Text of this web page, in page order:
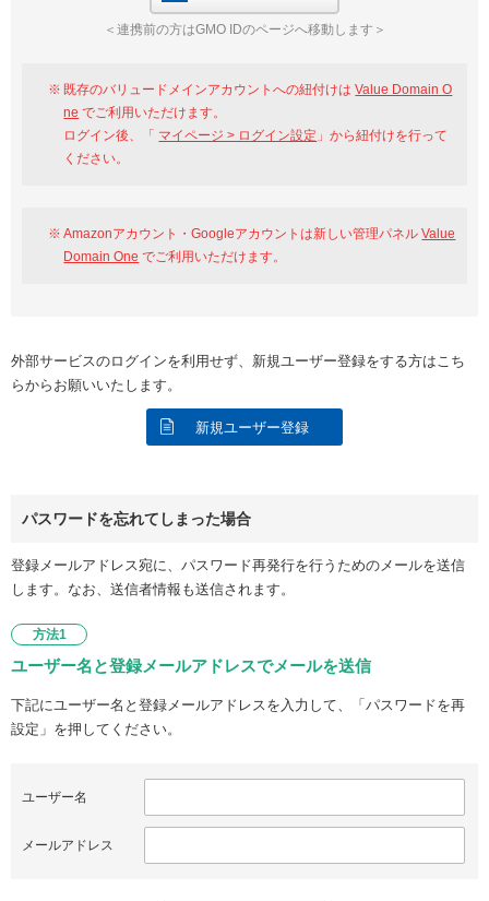
＜連携前の方はGMO IDのページへ移動します＞
既存のバリュードメインアカウントへの紐付けはValue Domain O
ne でご利用いただけます。
ログイン後、「 マイページ > ログイン設定 」から紐付けを行って
ください。
Amazonアカウント・Googleアカウントは新しい管理パネルValue
Domain One でご利用いただけます。
外部サービスのログインを利用せず、新規ユーザー登録をする方はこち
らからお願いいたします。
新規ユーザー登録
パスワードを忘れてしまった場合
登録メールアドレス宛に、パスワード再発行を行うためのメールを送信
します。なお、送信者情報も送信されます。
方法1
ユーザー名と登録メールアドレスでメールを送信
下記にユーザー名と登録メールアドレスを入力して、「パスワードを再
設定」を押してください。
ユーザー名
メールアドレス